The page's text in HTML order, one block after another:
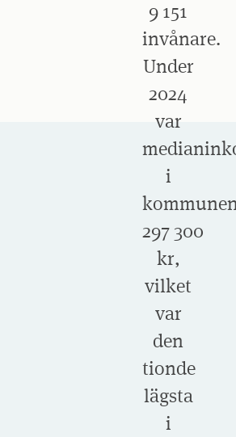
9 151
invånare.
Under
2024
var
i
kommunen
297 300
kr,
vilket
var
den
tionde
lägsta
i